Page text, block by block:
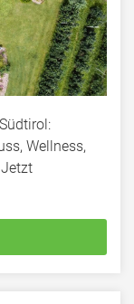
Wellness,